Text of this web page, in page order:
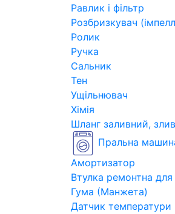
Равлик і фільтр
Розбризкувач
Ролик
Ручка
Сальник
Тен
Ущільнювач
Хімія
Шланг заливний,
Пральна
Амортизатор
Втулка ремонтна
Гума (Манжета)
Датчик температури